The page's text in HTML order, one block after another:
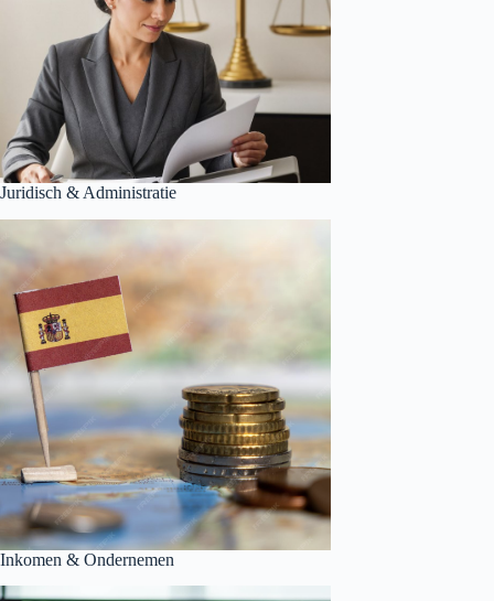
Juridisch & Administratie
Inkomen & Ondernemen